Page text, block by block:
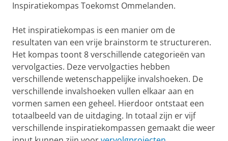
Inspiratiekompas Toekomst Ommelanden.
Het inspiratiekompas is een manier om de
resultaten van een vrije brainstorm te structureren.
Het kompas toont 8 verschillende categorieën van
vervolgacties. Deze vervolgacties hebben
verschillende wetenschappelijke invalshoeken. De
verschillende invalshoeken vullen elkaar aan en
vormen samen een geheel. Hierdoor ontstaat een
totaalbeeld van de uitdaging. In totaal zijn er vijf
verschillende inspiratiekompassen gemaakt die weer